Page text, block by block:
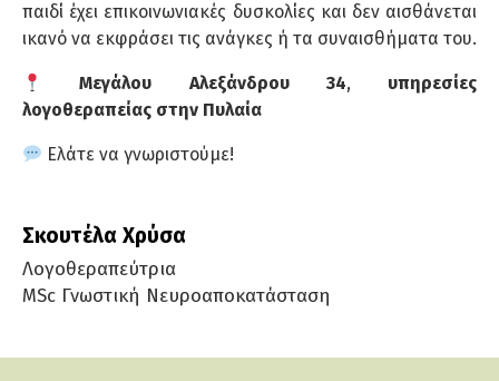
παιδί έχει επικοινωνιακές δυσκολίες και δεν αισθάνεται
ικανό να εκφράσει τις ανάγκες ή τα συναισθήματα του.
Μεγάλου Αλεξάνδρου 34, υπηρεσίες
λογοθεραπείας στην Πυλαία
Ελάτε να γνωριστούμε!
Σκουτέλα Χρύσα
Λογοθεραπεύτρια
MSc Γνωστική Νευροαποκατάσταση